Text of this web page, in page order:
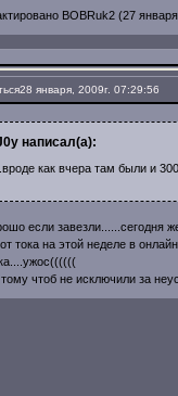
BOBRuk2 (27
28 января, 2009г. 07:29:56
написал(а):
..вроде как вчера там были и
если завезли......сегодня
тока на этой неделе в
тому чтоб не исключили за